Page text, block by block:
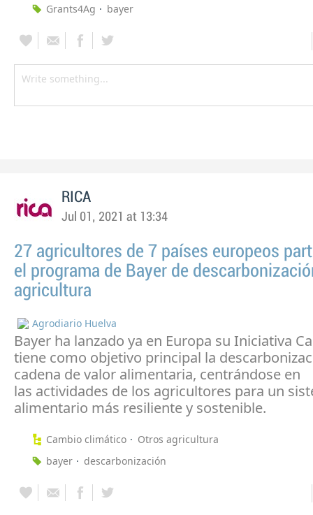
Grants4Ag bayer
RICA
Jul 01, 2021 at 13:34
27 agricultores de 7 países europeos
el programa de Bayer de
agricultura
Agrodiario Huelva
Bayer ha lanzado ya en Europa su Iniciativa
tiene como objetivo principal la
cadena de valor alimentaria, centrándose en
las actividades de los agricultores para un
alimentario más resiliente y sostenible.
Cambio climático
Otros agricultura
bayer
descarbonización